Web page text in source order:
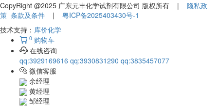
CopyRight @2025 广东元丰化学试剂有限公司 版权所有 | 隐私政
策 条款及条件 | 粤ICP备2025403430号-1
技术支持： 库价化学
0 购物车
在线咨询
qq:3929169616 qq:3930831290 qq:3835457077
微信客服
余经理
黄经理
邹经理